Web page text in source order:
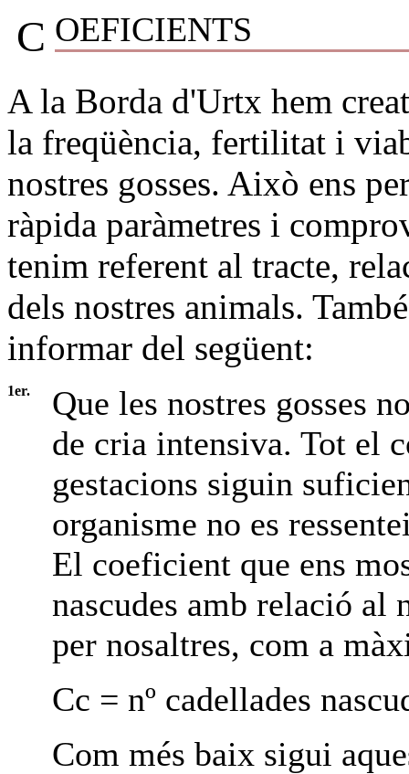
C OEFICIENTS
A la Borda d'Urtx hem
la freqüència, fertilitat i
nostres gosses. Això ens
ràpida paràmetres i
tenim referent al tracte,
dels nostres animals.
informar del següent:
1er.
Que les nostres gosses
de cria intensiva. Tot el
gestacions siguin
organisme no es
El coeficient que ens
nascudes amb relació al
per nosaltres, com a
Cc = nº cadellades
Com més baix sigui